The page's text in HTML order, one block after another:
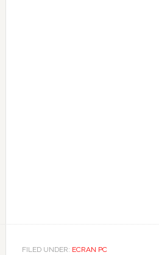
FILED UNDER: ECRAN PC